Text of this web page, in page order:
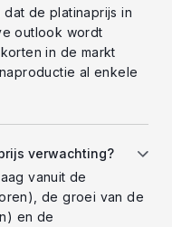
de platinaprijs in
outlook wordt
in de markt
al enkele
verwachting?
vanuit de
de groei van de
en de